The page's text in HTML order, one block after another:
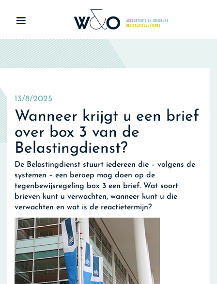
13/8/2025
Wanneer krijgt u een brief
over box 3 van de
Belastingdienst?
De Belastingdienst stuurt iedereen die – volgens de
systemen – een beroep mag doen op de
tegenbewijsregeling box 3 een brief. Wat soort
brieven kunt u verwachten, wanneer kunt u die
verwachten en wat is de reactietermijn?